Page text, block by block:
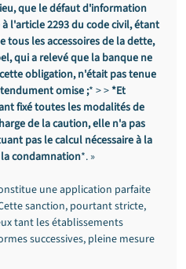
que le défaut d'information
l'article 2293 du code civil, étant
tous les accessoires de la dette,
qui a relevé que la banque ne
obligation, n'était pas tenue
omise ;* > > *Et
fixé toutes les modalités de
de la caution, elle n'a pas
pas le calcul nécessaire à la
condamnation*. »
une application parfaite
sanction, pourtant stricte,
tant les établissements
successives, pleine mesure